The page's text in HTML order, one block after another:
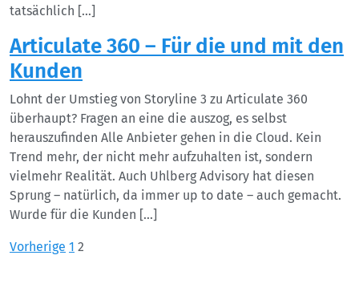
tatsächlich […]
Articulate 360 – Für die und mit den
Kunden
Lohnt der Umstieg von Storyline 3 zu Articulate 360
überhaupt? Fragen an eine die auszog, es selbst
herauszufinden Alle Anbieter gehen in die Cloud. Kein
Trend mehr, der nicht mehr aufzuhalten ist, sondern
vielmehr Realität. Auch Uhlberg Advisory hat diesen
Sprung – natürlich, da immer up to date – auch gemacht.
Wurde für die Kunden […]
Seitennummerierung
Vorherige 1 2